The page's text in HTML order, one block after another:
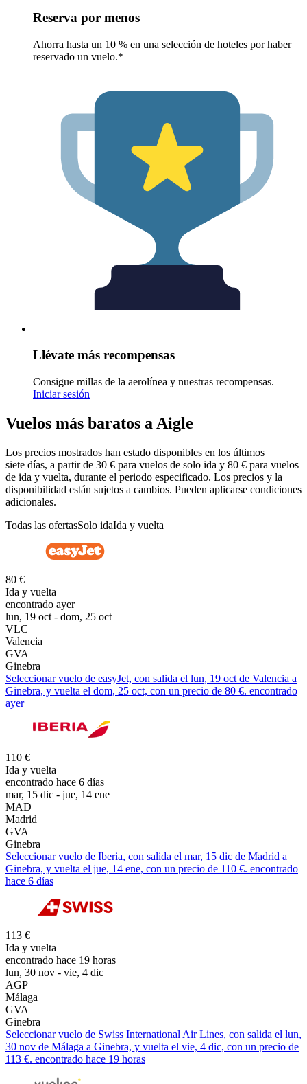
Reserva por menos
Ahorra hasta un 10 % en una selección de hoteles por haber
reservado un vuelo.*
Llévate más recompensas
Consigue millas de la aerolínea y nuestras recompensas.
Iniciar sesión
Vuelos más baratos a Aigle
Los precios mostrados han estado disponibles en los últimos
siete días, a partir de 30 € para vuelos de solo ida y 80 € para vuelos
de ida y vuelta, durante el periodo especificado. Los precios y la
disponibilidad están sujetos a cambios. Pueden aplicarse condiciones
adicionales.
Todas las ofertasSolo idaIda y vuelta
80 €
Ida y vuelta
encontrado ayer
lun, 19 oct - dom, 25 oct
VLC
Valencia
GVA
Ginebra
Seleccionar vuelo de easyJet, con salida el lun, 19 oct de Valencia a
Ginebra, y vuelta el dom, 25 oct, con un precio de 80 €. encontrado
ayer
110 €
Ida y vuelta
encontrado hace 6 días
mar, 15 dic - jue, 14 ene
MAD
Madrid
GVA
Ginebra
Seleccionar vuelo de Iberia, con salida el mar, 15 dic de Madrid a
Ginebra, y vuelta el jue, 14 ene, con un precio de 110 €. encontrado
hace 6 días
113 €
Ida y vuelta
encontrado hace 19 horas
lun, 30 nov - vie, 4 dic
AGP
Málaga
GVA
Ginebra
Seleccionar vuelo de Swiss International Air Lines, con salida el lun,
30 nov de Málaga a Ginebra, y vuelta el vie, 4 dic, con un precio de
113 €. encontrado hace 19 horas